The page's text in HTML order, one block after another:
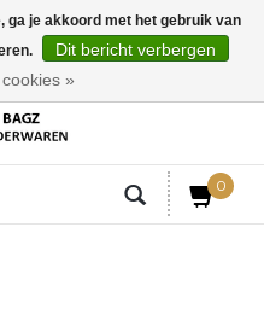
0
ga je akkoord met het gebruik van
Dit bericht verbergen
»